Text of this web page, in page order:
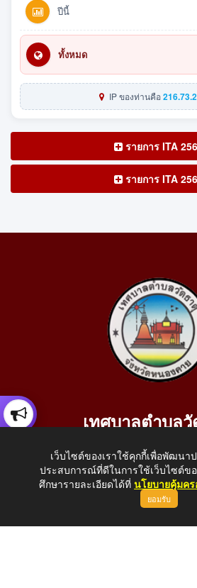
ปีนี้
ทั้งหมด
IP ของท่านคือ
รายการ ITA
รายการ ITA
เทศบาลตำบล
อ.เมือง จ.หนองคาย
โทรศัพท์: 042-414758 โทรสา
E-Mail:
เว็บไซต์ของเราใช้คุกกี้เพื่อพัฒนา
ประสบการณ์ที่ดีในการใช้เว็บไซต์ข
ศึกษารายละเอียดได้ที่ นโยบายคุ้มค
ยอมรับ